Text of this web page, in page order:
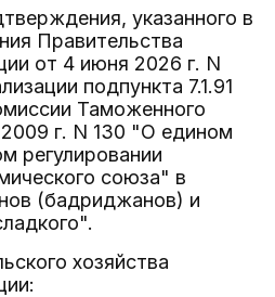
указанного в
Правительства
от 4 июня 2026 г. N
подпункта 7.1.91
Таможенного
г. N 130 "О едином
регулировании
союза" в
(бадриджанов) и
хозяйства